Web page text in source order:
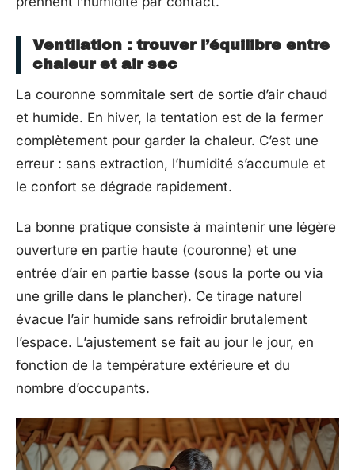
Ventilation : trouver l’équilibre entre
chaleur et air sec
La couronne sommitale sert de sortie d’air chaud
et humide. En hiver, la tentation est de la fermer
complètement pour garder la chaleur. C’est une
erreur : sans extraction, l’humidité s’accumule et
le confort se dégrade rapidement.
La bonne pratique consiste à maintenir une légère
ouverture en partie haute (couronne) et une
entrée d’air en partie basse (sous la porte ou via
une grille dans le plancher). Ce tirage naturel
évacue l’air humide sans refroidir brutalement
l’espace. L’ajustement se fait au jour le jour, en
fonction de la température extérieure et du
nombre d’occupants.